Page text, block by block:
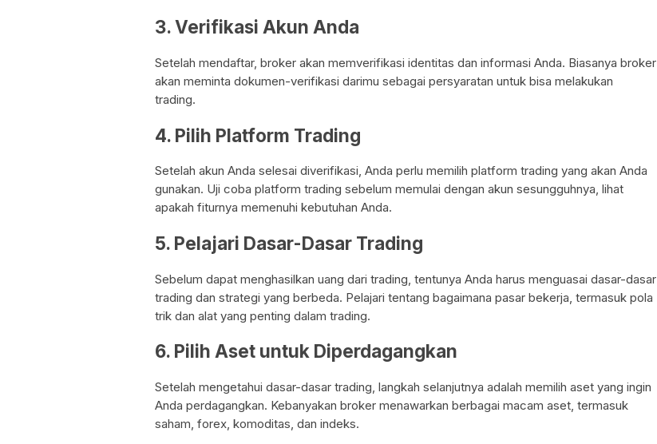
3. Verifikasi Akun Anda
Setelah mendaftar, broker akan memverifikasi identitas dan informasi Anda. Biasanya broker
akan meminta dokumen-verifikasi darimu sebagai persyaratan untuk bisa melakukan
trading.
4. Pilih Platform Trading
Setelah akun Anda selesai diverifikasi, Anda perlu memilih platform trading yang akan Anda
gunakan. Uji coba platform trading sebelum memulai dengan akun sesungguhnya, lihat
apakah fiturnya memenuhi kebutuhan Anda.
5. Pelajari Dasar-Dasar Trading
Sebelum dapat menghasilkan uang dari trading, tentunya Anda harus menguasai dasar-dasar
trading dan strategi yang berbeda. Pelajari tentang bagaimana pasar bekerja, termasuk pola
trik dan alat yang penting dalam trading.
6. Pilih Aset untuk Diperdagangkan
Setelah mengetahui dasar-dasar trading, langkah selanjutnya adalah memilih aset yang ingin
Anda perdagangkan. Kebanyakan broker menawarkan berbagai macam aset, termasuk
saham, forex, komoditas, dan indeks.